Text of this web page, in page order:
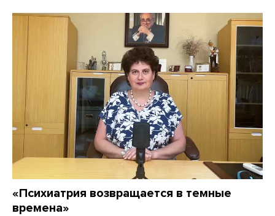
«Психиатрия возвращается в темные
времена»